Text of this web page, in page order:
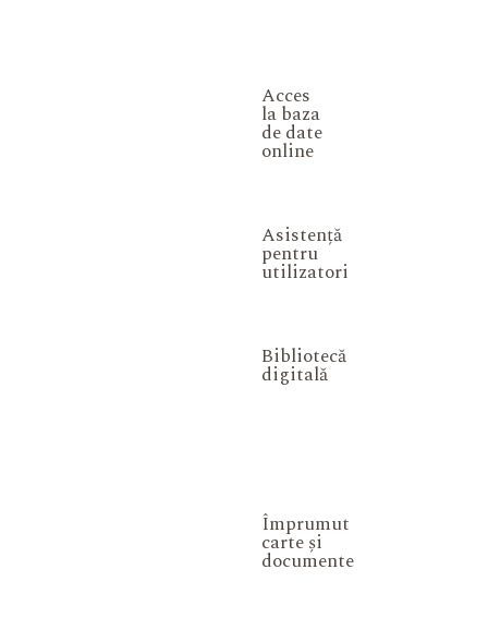
Acces
la baza
de date
online
Asistență
pentru
utilizatori
Bibliotecă
digitală
Împrumut
carte și
documente